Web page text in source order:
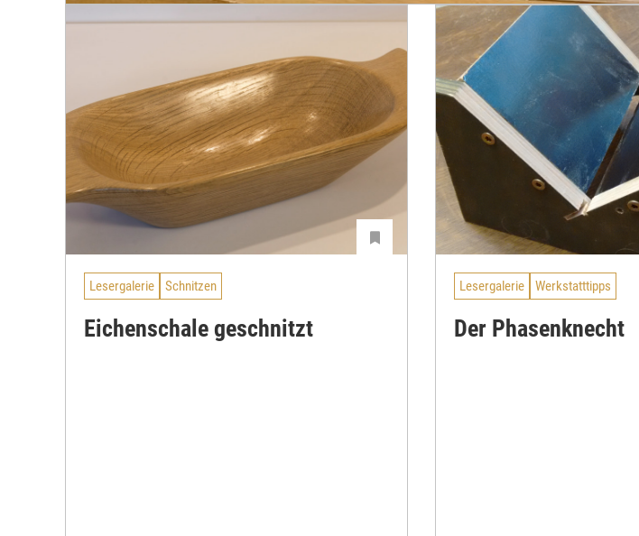
Lesergalerie Schnitzen
Eichenschale geschnitzt
Lesergalerie Werkstatttipps
Der Phasenknecht